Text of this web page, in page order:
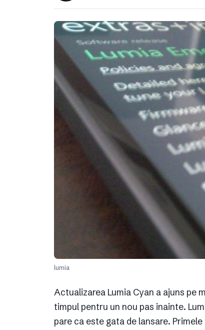
lumia
Actualizarea Lumia Cyan a ajuns pe
timpul pentru un nou pas inainte.
pare ca este gata de lansare.